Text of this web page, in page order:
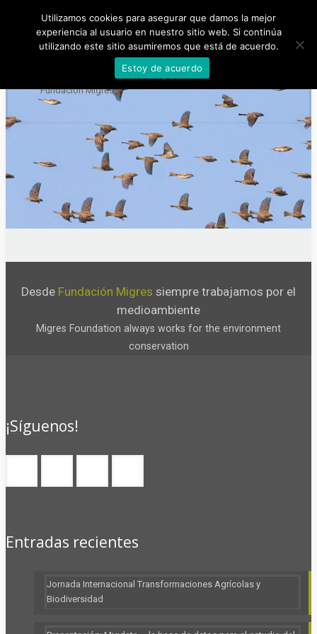
954 46 83 83 info@fundacionmigres.org
Desde Fundación Migres siempre trabajamos por el
medioambiente
Migres Foundation always works for the environment
conservation
¡Síguenos!
Entradas recientes
Jornada Internacional Transformaciones Agrícolas y
Biodiversidad
Utilizamos cookies para asegurar que damos la mejor
experiencia al usuario en nuestro sitio web. Si continúa
utilizando este sitio asumiremos que está de acuerdo.
Estoy de acuerdo